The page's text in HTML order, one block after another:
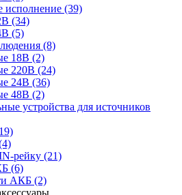
исполнение (39)
(34)
(5)
(8)
18В (2)
220В (24)
24В (36)
48В (2)
устройства для источников
рейку (21)
(6)
АКБ (2)